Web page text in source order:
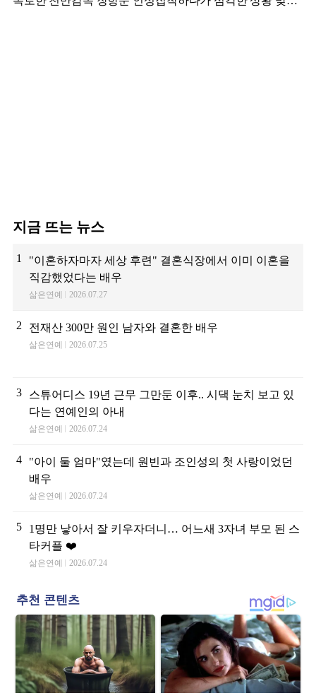
지금 뜨는 뉴스
1
"이혼하자마자 세상 후련" 결혼식장에서 이미 이혼을
직감했었다는 배우
삶은연예 2026.07.27
2 전재산 300만 원인 남자와 결혼한 배우
삶은연예 2026.07.25
3
스튜어디스 19년 근무 그만둔 이후.. 시댁 눈치 보고 있
다는 연예인의 아내
삶은연예 2026.07.24
4
"아이 둘 엄마"였는데 원빈과 조인성의 첫 사랑이었던
배우
삶은연예 2026.07.24
5
1명만 낳아서 잘 키우자더니… 어느새 3자녀 부모 된 스
타커플 ❤️
삶은연예 2026.07.24